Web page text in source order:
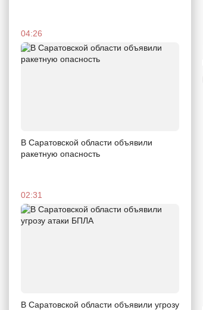
04:26
В Саратовской области объявили
ракетную опасность
02:31
В Саратовской области объявили угрозу